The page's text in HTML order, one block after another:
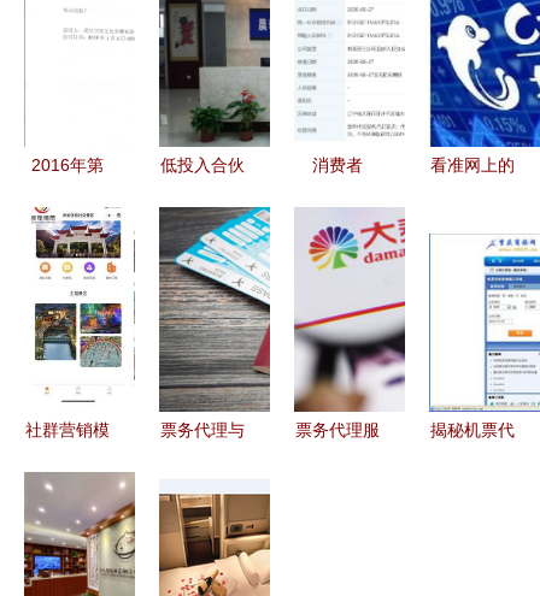
2016年第
光电子国际
学术会议
（SOPO
2016）参
务服务
低投入合伙
何在票务代
理领域快速
实现轻资产
创业
消费者
社”代订特
价机票遇退
款难，引出
层层代理乱
象
看准网上的
务 机会与
陷阱并存
社群营销模
行业如何通
过社群团购
玩转票务代
票务代理与
谋背后 诚
信危机下的
治理挑战
票务代理服
揭秘机票代